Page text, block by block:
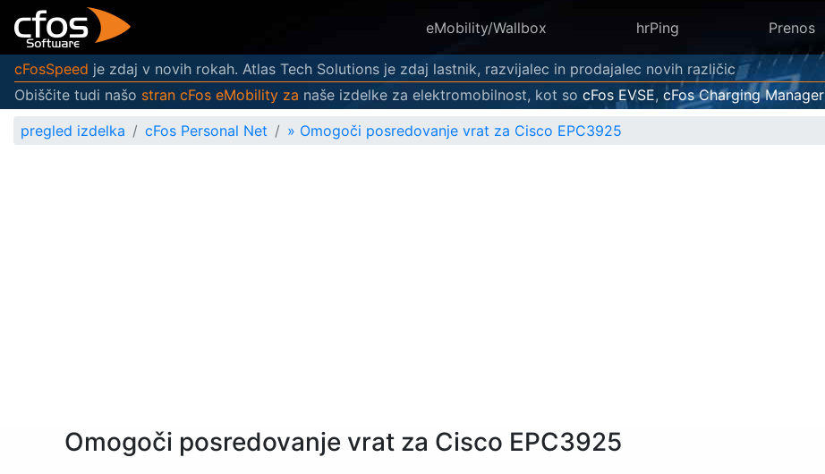
eMobility/Wallbox hrPing Prenos
cFosSpeed je zdaj v novih rokah. Atlas Tech Solutions je zdaj lastnik, razvijalec in prodajalec novih različic
Obiščite tudi našo stran cFos eMobility za naše izdelke za elektromobilnost, kot so cFos EVSE, cFos Charging Manager
pregled izdelka
cFos Personal Net » Omogoči posredovanje vrat za Cisco EPC3925
Omogoči posredovanje vrat za Cisco EPC3925